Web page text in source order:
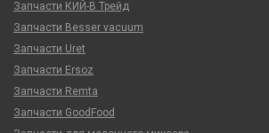
Запчасти КИЙ-В Трейд
Запчасти Besser vacuum
Запчасти Uret
Запчасти Ersoz
Запчасти Remta
Запчасти GoodFood